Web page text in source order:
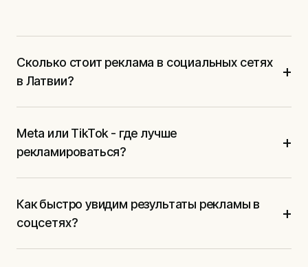
Сколько стоит реклама в социальных сетях
в Латвии?
+
Meta или TikTok - где лучше
рекламироваться?
+
Как быстро увидим результаты рекламы в
соцсетях?
+